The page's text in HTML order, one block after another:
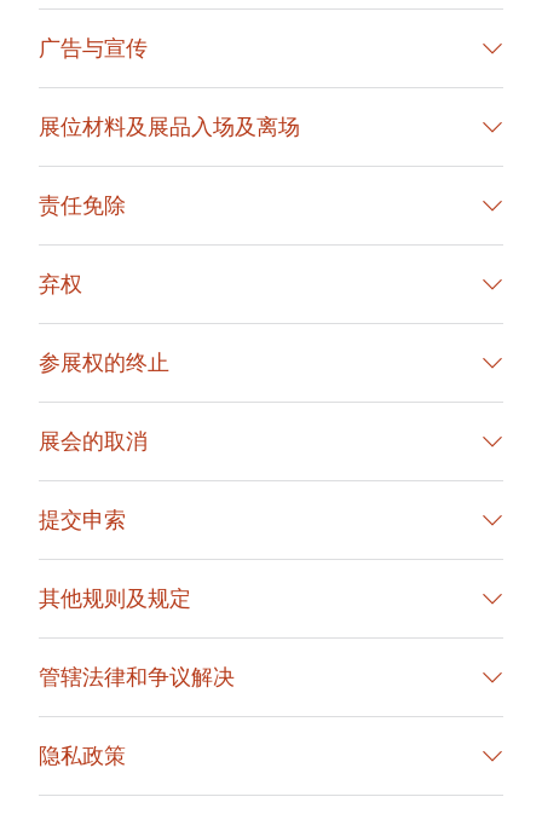
广告与宣传
展位材料及展品入场及离场
责任免除
弃权
参展权的终止
展会的取消
提交申索
其他规则及规定
管辖法律和争议解决
隐私政策